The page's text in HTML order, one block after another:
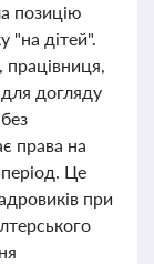
позицію
"на дітей".
працівниця,
для догляду
права на
Це
при